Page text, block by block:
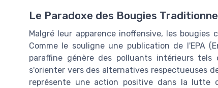
Le Paradoxe des Bougies
Malgré leur apparence inoffensive, les
Comme le souligne une publication de l'EPA
paraffine génère des polluants intérieurs
s'orienter vers des alternatives respectueuses
représente une action positive dans la lutte